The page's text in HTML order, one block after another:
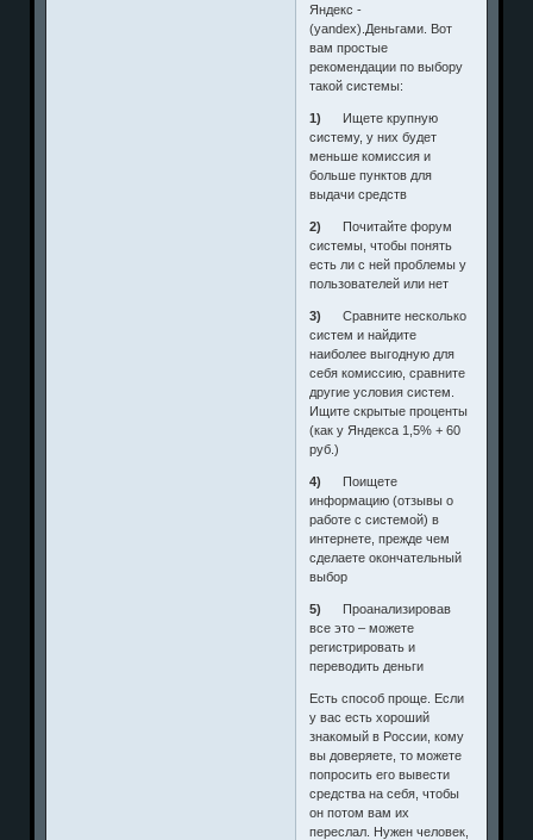
Яндекс -
(yandex).Деньгами. Вот
вам простые
рекомендации по выбору
такой системы:
1) Ищете крупную
систему, у них будет
меньше комиссия и
больше пунктов для
выдачи средств
2) Почитайте форум
системы, чтобы понять
есть ли с ней проблемы у
пользователей или нет
3) Сравните несколько
систем и найдите
наиболее выгодную для
себя комиссию, сравните
другие условия систем.
Ищите скрытые проценты
(как у Яндекса 1,5% + 60
руб.)
4) Поищете
информацию (отзывы о
работе с системой) в
интернете, прежде чем
сделаете окончательный
выбор
5) Проанализировав
все это – можете
регистрировать и
переводить деньги
Есть способ проще. Если
у вас есть хороший
знакомый в России, кому
вы доверяете, то можете
попросить его вывести
средства на себя, чтобы
он потом вам их
переслал. Нужен человек,